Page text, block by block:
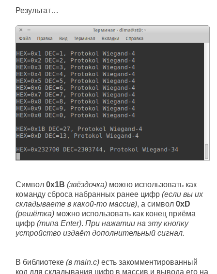
Результат…
Символ 0x1B (звёздочка) можно использовать как
команду сброса набранных ранее цифр (если вы их
складываете в какой-то массив), а символ 0xD
(решётка) можно использовать как конец приёма
цифр (типа Enter). При нажатии на эту кнопку
устройство издаёт дополнительный сигнал.
В библиотеке (в main.c) есть закомментированный
код для складывания цифр в массив и вывода его на